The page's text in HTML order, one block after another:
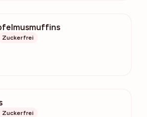
Zuckerfrei
Zuckerfrei